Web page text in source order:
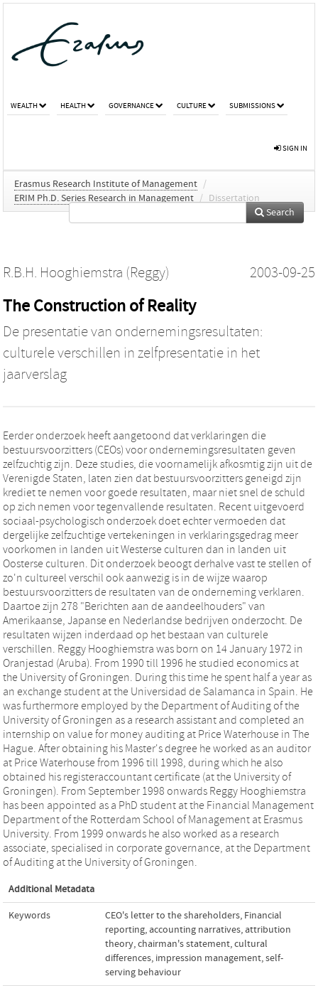
WEALTH HEALTH GOVERNANCE CULTURE SUBMISSIONS
SIGN IN
Erasmus Research Institute of Management /
ERIM Ph.D. Series Research in Management / Dissertation
Search
R.B.H. Hooghiemstra (Reggy) 2003-09-25
The Construction of Reality
De presentatie van ondernemingsresultaten:
culturele verschillen in zelfpresentatie in het
jaarverslag
Eerder onderzoek heeft aangetoond dat verklaringen die
bestuursvoorzitters (CEOs) voor ondernemingsresultaten geven
zelfzuchtig zijn. Deze studies, die voornamelijk afkosmtig zijn uit de
Verenigde Staten, laten zien dat bestuursvoorzitters geneigd zijn
krediet te nemen voor goede resultaten, maar niet snel de schuld
op zich nemen voor tegenvallende resultaten. Recent uitgevoerd
sociaal-psychologisch onderzoek doet echter vermoeden dat
dergelijke zelfzuchtige vertekeningen in verklaringsgedrag meer
voorkomen in landen uit Westerse culturen dan in landen uit
Oosterse culturen. Dit onderzoek beoogt derhalve vast te stellen of
zo'n cultureel verschil ook aanwezig is in de wijze waarop
bestuursvoorzitters de resultaten van de onderneming verklaren.
Daartoe zijn 278 "Berichten aan de aandeelhouders" van
Amerikaanse, Japanse en Nederlandse bedrijven onderzocht. De
resultaten wijzen inderdaad op het bestaan van culturele
verschillen. Reggy Hooghiemstra was born on 14 January 1972 in
Oranjestad (Aruba). From 1990 till 1996 he studied economics at
the University of Groningen. During this time he spent half a year as
an exchange student at the Universidad de Salamanca in Spain. He
was furthermore employed by the Department of Auditing of the
University of Groningen as a research assistant and completed an
internship on value for money auditing at Price Waterhouse in The
Hague. After obtaining his Master's degree he worked as an auditor
at Price Waterhouse from 1996 till 1998, during which he also
obtained his registeraccountant certificate (at the University of
Groningen). From September 1998 onwards Reggy Hooghiemstra
has been appointed as a PhD student at the Financial Management
Department of the Rotterdam School of Management at Erasmus
University. From 1999 onwards he also worked as a research
associate, specialised in corporate governance, at the Department
of Auditing at the University of Groningen.
Additional Metadata
Keywords CEO's letter to the shareholders, Financial
reporting, accounting narratives, attribution
theory,chairman's statement,cultural
differences, impression management,self-
serving behaviour